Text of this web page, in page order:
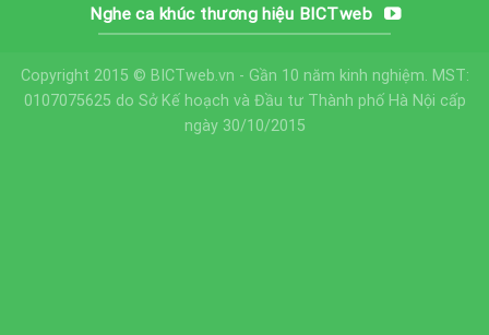
Nghe ca khúc thương hiệu BICTweb
Copyright 2015 © BICTweb.vn - Gần 10 năm kinh nghiệm. MST:
0107075625 do Sở Kế hoạch và Đầu tư Thành phố Hà Nội cấp
ngày 30/10/2015